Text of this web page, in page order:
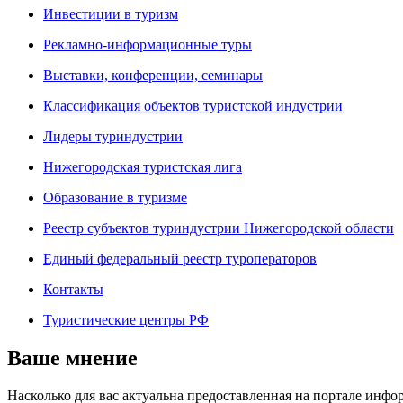
Инвестиции в туризм
Рекламно-информационные туры
Выставки, конференции, семинары
Классификация объектов туристской индустрии
Лидеры туриндустрии
Нижегородская туристская лига
Образование в туризме
Реестр субъектов туриндустрии Нижегородской области
Единый федеральный реестр туроператоров
Контакты
Туристические центры РФ
Ваше мнение
Насколько для вас актуальна предоставленная на портале